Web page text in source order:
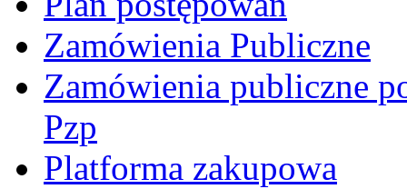
Zamówienia Publiczne
Zamówienia publiczne
Pzp
Platforma zakupowa